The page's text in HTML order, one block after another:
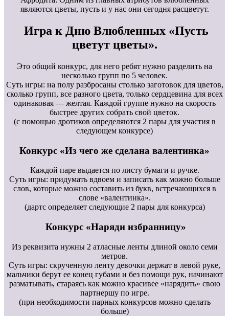
являются цветы, пусть и у нас они сегодня расцветут.
Игра к Дню Влюбленных «Пусть
цветут цветы».
Это общий конкурс, для него ребят нужно разделить на
несколько групп по 5 человек.
Суть игры: на полу разбросаны столько заготовок для цветов,
сколько групп, все разного цвета, только сердцевина для всех
одинаковая — желтая. Каждой группе нужно на скорость
быстрее других собрать свой цветок.
(с помощью дротиков определяются 2 пары для участия в
следующем конкурсе)
Конкурс «Из чего же сделана валентинка»
Каждой паре выдается по листу бумаги и ручке.
Суть игры: придумать вдвоем и записать как можно больше
слов, которые можно составить из букв, встречающихся в
слове «валентинка».
(дартс определяет следующие 2 пары для конкурса)
Конкурс «Наряди избранницу»
Из реквизита нужны 2 атласные ленты длиной около семи
метров.
Суть игры: скрученную ленту девочки держат в левой руке,
мальчики берут ее конец губами и без помощи рук, начинают
разматывать, стараясь как можно красивее «нарядить» свою
партнершу по игре.
(при необходимости парных конкурсов можно сделать
больше)